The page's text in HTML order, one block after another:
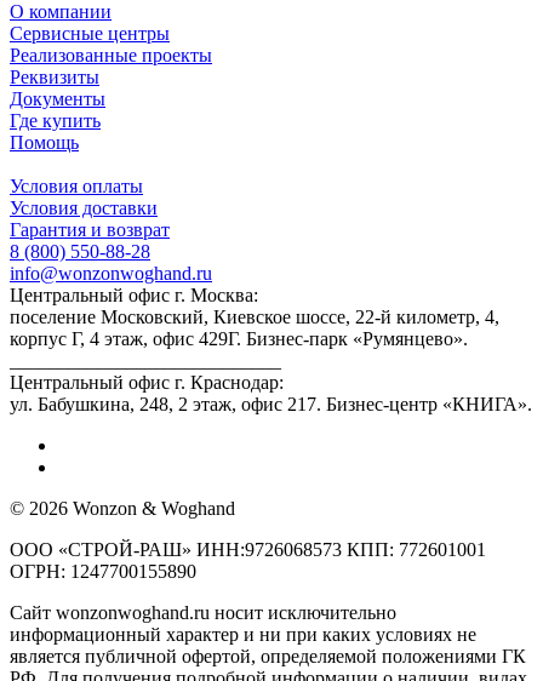
О компании
Сервисные центры
Реализованные проекты
Реквизиты
Документы
Где купить
Помощь
Условия оплаты
Условия доставки
Гарантия и возврат
8 (800) 550-88-28
info@wonzonwoghand.ru
Центральный офис г. Москва:
поселение Московский, Киевское шоссе, 22-й километр, 4,
корпус Г, 4 этаж, офис 429Г. Бизнес-парк «Румянцево».
Центральный офис г. Краснодар:
ул. Бабушкина, 248, 2 этаж, офис 217. Бизнес-центр «КНИГА».
© 2026 Wonzon & Woghand
ООО «СТРОЙ-РАШ» ИНН:9726068573 КПП: 772601001
ОГРН: 1247700155890
Сайт wonzonwoghand.ru носит исключительно
информационный характер и ни при каких условиях не
является публичной офертой, определяемой положениями ГК